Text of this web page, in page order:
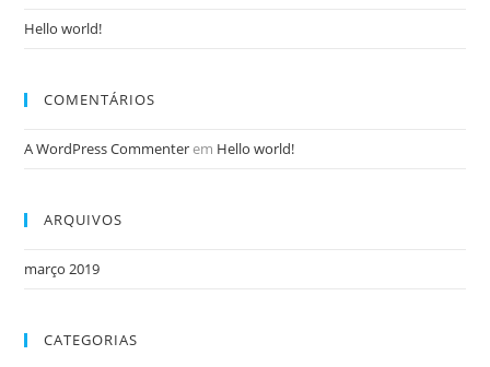
Hello world!
COMENTÁRIOS
A WordPress Commenterem Hello world!
ARQUIVOS
março 2019
CATEGORIAS